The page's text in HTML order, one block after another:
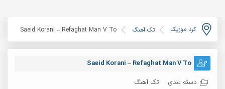
کرد موزیک تک آهنگ Saeid Korani – Refaghat Man V To
Saeid Korani – Refaghat Man V To
دسته بندی : تک آهنگ